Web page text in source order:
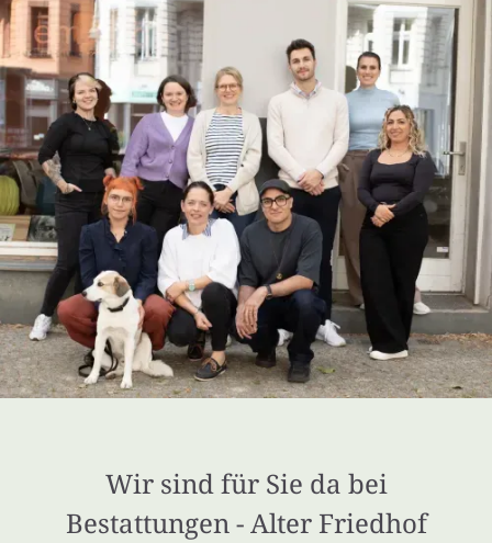
Wir sind für Sie da bei
Bestattungen - Alter Friedhof